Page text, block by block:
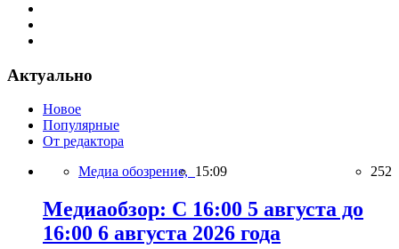
Актуально
Новое
Популярные
От редактора
Медиа обозрение, 15:09 252
Медиаобзор: С 16:00 5 августа до
16:00 6 августа 2026 года